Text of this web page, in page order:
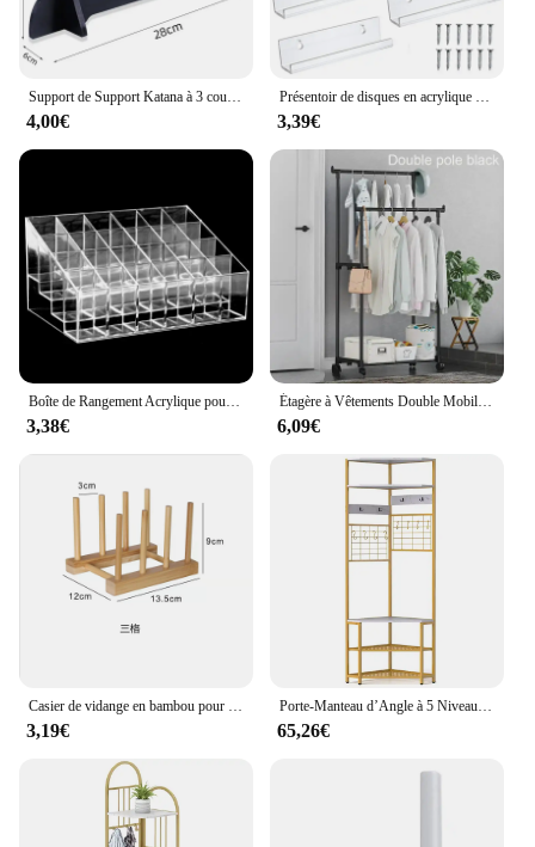
Support de Support Katana à 3 couches, Support en bois pour épée, Support pour affichage au sol, épée Katana, étagère de rangement, berceau, organisateur de maison
4,00€
Présentoir de disques en acrylique de 12 pouces, support mural transparent pour disques vinyles, étagère de rangement pour Albums de disques LP, 2/6/8 pièces
3,39€
Boîte de Rangement Acrylique pour Rouge à Lèvres et Verhéritage à Ongles, Présentoir à Bijoux T1, 24 Grilles
3,38€
Étagère à Vêtements Double Mobile T1, Cintres de Rangement Télescopiques Simples sur Pied, pour Chambre à Coucher
6,09€
Casier de vidange en bambou pour assiettes et planches à découper, assiette en bois, vaisselle T1, niveau de cuisine T1, assiette standard, couvercle de pot, bricolage, 2024
3,19€
Porte-Manteau d’Angle à 5 Niveaux avec Banc de Rangement pour Chaussures, 12 Crochets en Métal, Porte-Vêtements Autoportant, pour Salon, Chambre, Couloir, Marron Rustique/Blanc et Doré
65,26€